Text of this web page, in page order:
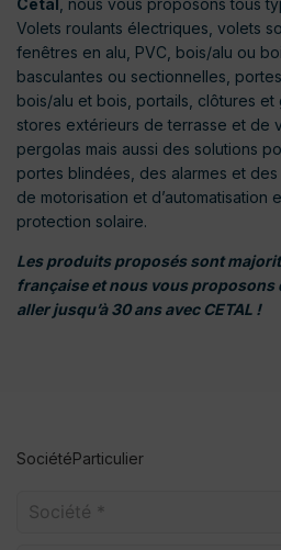
Cetal , nous vous proposons tous
Volets roulants électriques, volets
fenêtres en alu, PVC, bois/alu ou
basculantes ou sectionnelles,
bois/alu et bois, portails, clôtures et
stores extérieurs de terrasse et de
pergolas mais aussi des solutions
portes blindées, des alarmes et
de motorisation et d’automatisation
protection solaire.
Les produits proposés sont
française et nous vous proposons
aller jusqu’à 30 ans avec CETAL !
SociétéParticulier